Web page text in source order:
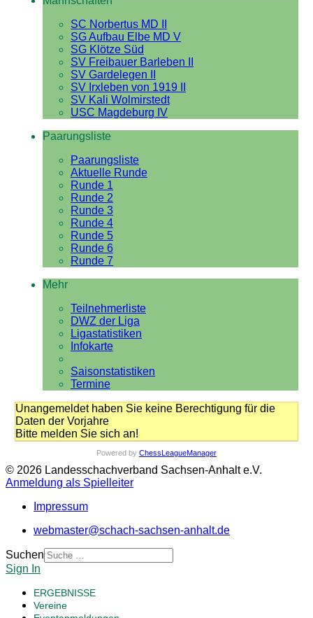
SC Norbertus MD II
SG Aufbau Elbe MD V
SG Klötze Süd
SV Freibauer Barleben II
SV Gardelegen II
SV Irxleben von 1919 II
SV Kali Wolmirstedt
USC Magdeburg IV
Paarungsliste
Paarungsliste
Aktuelle Runde
Runde 1
Runde 2
Runde 3
Runde 4
Runde 5
Runde 6
Runde 7
Mehr
Teilnehmerliste
DWZ der Liga
Ligastatistiken
Infokarte
Saisonstatistiken
Termine
Unangemeldet haben Sie keine Berechtigung für die
Daten der Vorjahre
Bitte melden Sie sich an!
Powered by ChessLeagueManager
© 2026 Landesschachverband Sachsen-Anhalt e.V.
Anmeldung als Spielleiter
Impressum
webmaster@schach-sachsen-anhalt.de
Suchen
Sign In
ERGEBNISSE
Vereine